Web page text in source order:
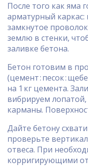
После того как яма
арматурный
замкнутое
землю в стенки,
заливке бетона.
Бетон готовим в
(цемент : песок :
на 1 кг цемента.
вибрируем
карманы.
Дайте бетону
проверьте
отвеса. При
корригирующими